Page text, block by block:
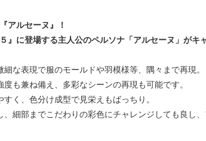
アルセーヌ』！
』に登場する主人公のペルソナ「アルセーヌ」がキ
な表現で服のモールドや羽模様等、隅々まで再現。
も兼ね備え、多彩なシーンの再現も可能です。
く、色分け成型で見栄えもばっちり。
細部までこだわりの彩色にチャレンジしても良し